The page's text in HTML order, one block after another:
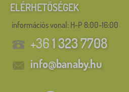
ELÉRHETŐSÉGEK
információs vonal: H-P 8:00-16:00
+361 323 7708
info@banaby.hu